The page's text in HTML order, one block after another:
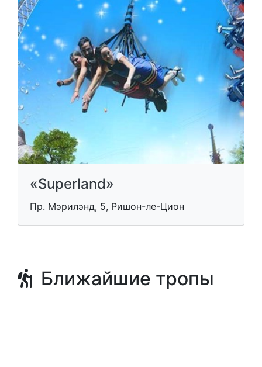
«Superland»
Пр. Мэрилэнд, 5, Ришон-ле-Цион
Ближайшие тропы